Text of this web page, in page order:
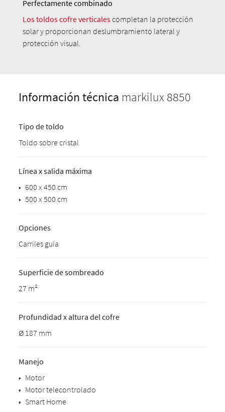
Perfectamente combinado
Los toldos cofre verticalescompletan la protección
solar y proporcionan deslumbramiento lateral y
protección visual.
Información técnica markilux 8850
Tipo de toldo
Toldo sobre cristal
Línea x salida máxima
• 600 x 450 cm
• 500 x 500 cm
Opciones
Carriles guía
Superficie de sombreado
27 m²
Profundidad x altura del cofre
Ø 187 mm
Manejo
• Motor
• Motor telecontrolado
• Smart Home